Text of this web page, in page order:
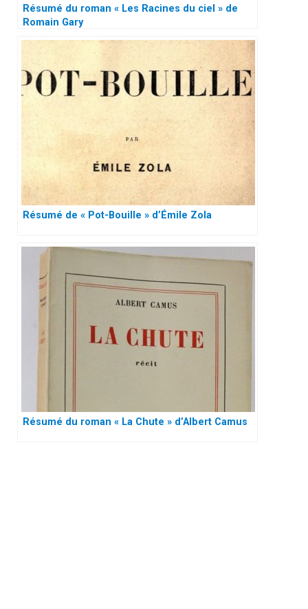
Résumé du roman « Les Racines du ciel » de
Romain Gary
Résumé de « Pot-Bouille » d’Émile Zola
Résumé du roman « La Chute » d’Albert Camus